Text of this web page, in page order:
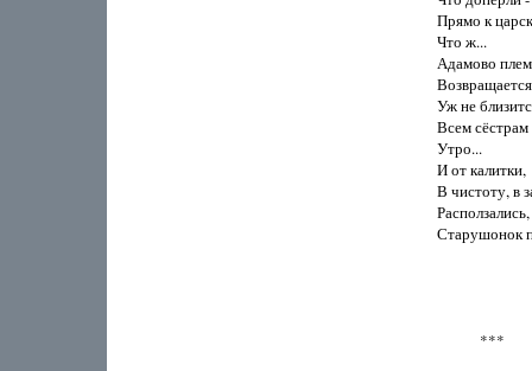
Прямо к
Что ж...
Адамово
Уж не
Всем сёстрам
Утро...
И от калитки,
В чистоту, в
Старушонок
            ***